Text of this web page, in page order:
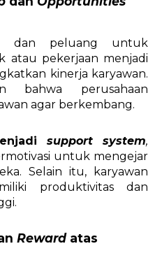
dan peluang untuk
atau pekerjaan menjadi
kinerja karyawan.
bahwa perusahaan
agar berkembang.
support system
untuk mengejar
Selain itu, karyawan
produktivitas dan
Reward atas